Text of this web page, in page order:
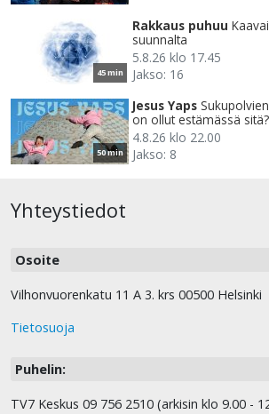
45 min
Rakkaus puhuu
suunnalta
5.8.26 klo 17.45
Jakso: 16
50 min
Jesus Yaps
on ollut estämässä sitä?
4.8.26 klo 22.00
Jakso: 8
Yhteystiedot
Osoite
Vilhonvuorenkatu 11 A 3. krs 00500 Helsinki
Tietosuoja
Puhelin:
TV7 Keskus 09 756 2510 (arkisin klo 9.00 -